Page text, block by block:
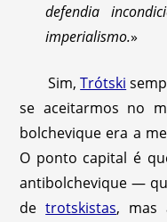
defendia
imperialismo.»
Sim,Trótski
se aceitarmos no
bolchevique era a
O ponto capital é
antibolchevique —
detrotskistas, mas